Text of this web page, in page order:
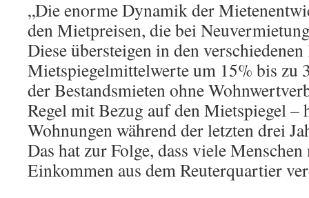
„Die enorme Dynamik der
den Mietpreisen, die bei
Diese übersteigen in den
Mietspiegelmittelwerte um 15% bis zu
der Bestandsmieten ohne
Regel mit Bezug auf den Mietspiegel –
Wohnungen während der letzten drei
Das hat zur Folge, dass viele
Einkommen aus dem Reuterquartier